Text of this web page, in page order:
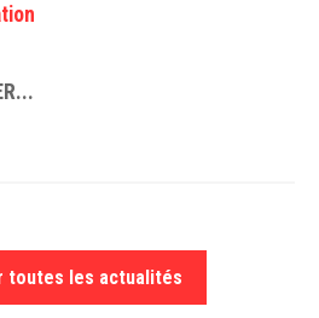
toutes les actualités